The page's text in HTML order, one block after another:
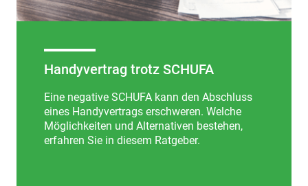
Handyvertrag trotz SCHUFA
Eine negative SCHUFA kann den Abschluss
eines Handyvertrags erschweren. Welche
Möglichkeiten und Alternativen bestehen,
erfahren Sie in diesem Ratgeber.